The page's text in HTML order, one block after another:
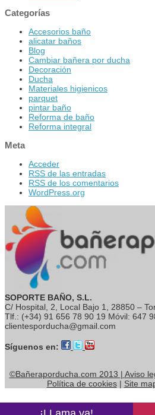
Categorías
Accesorios baño
alicatar baños
Blog
Cambiar bañera por ducha
Decoración
Ducha
Materiales higienicos
parquet
pintar baño
Reforma de baño
Reforma integral
Meta
Acceder
RSS de las entradas
RSS de los comentarios
WordPress.org
SOPORTE BAÑO, S.L.
C/ Hospital, 2, Local Bajo 1, 28850 –
Tlf.: (+34) 91 656 78 90 19 Móvil: 647
clientesporducha@gmail.com
Síguenos en:
©Bañeraporducha.com 2013 | Aviso
Política de cookies | Site